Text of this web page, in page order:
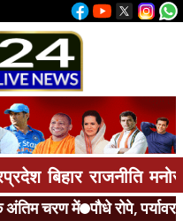
बिहार राजनीति
चरण में पौधे रोपे,